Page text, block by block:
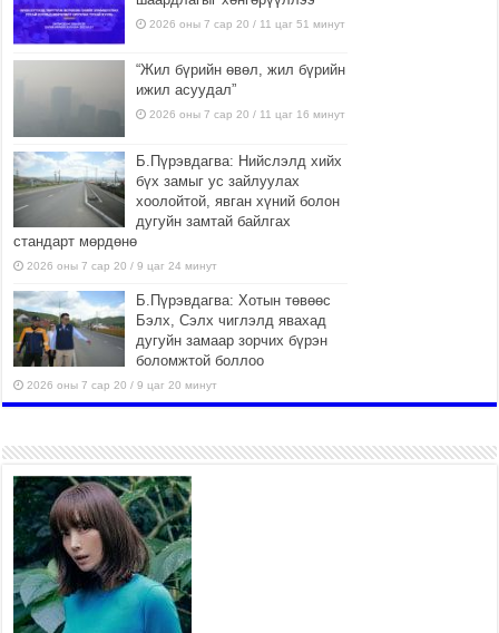
2026 оны 7 сар 20 / 11 цаг 51 минут
“Жил бүрийн өвөл, жил бүрийн
ижил асуудал”
2026 оны 7 сар 20 / 11 цаг 16 минут
Б.Пүрэвдагва: Нийслэлд хийх
бүх замыг ус зайлуулах
хоолойтой, явган хүний болон
дугуйн замтай байлгах
стандарт мөрдөнө
2026 оны 7 сар 20 / 9 цаг 24 минут
Б.Пүрэвдагва: Хотын төвөөс
Бэлх, Сэлх чиглэлд явахад
дугуйн замаар зорчих бүрэн
боломжтой боллоо
2026 оны 7 сар 20 / 9 цаг 20 минут
шугам хоолойн ажил 80
хувьтай үргэлжилж байна
2026 оны 7 сар 20 / 9 цаг 14 минут
Усархаг аадар бороо орж
байгаа тул аюулгүй байдлаа
хангаж, үер усны аюулаас
сэрэмжлэхийг нийслэлийн
Онцгой байдлын газраас анхааруулж байна